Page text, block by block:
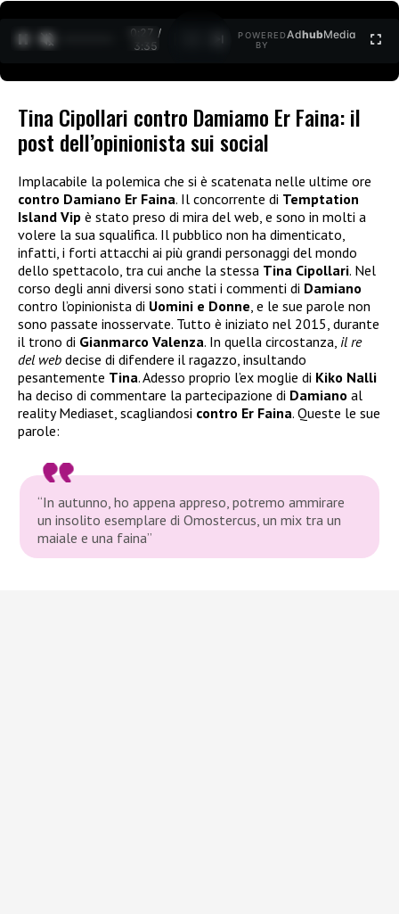
0:27 /
3:35
POWERED
BY
AdhubMedia
Tina Cipollari contro Damiamo Er Faina: il
post dell’opinionista sui social
Implacabile la polemica che si è scatenata nelle ultime ore
contro Damiano Er Faina. Il concorrente di Temptation
Island Vip è stato preso di mira del web, e sono in molti a
volere la sua squalifica. Il pubblico non ha dimenticato,
infatti, i forti attacchi ai più grandi personaggi del mondo
dello spettacolo, tra cui anche la stessa Tina Cipollari. Nel
corso degli anni diversi sono stati i commenti di Damiano
contro l’opinionista di Uomini e Donne, e le sue parole non
sono passate inosservate. Tutto è iniziato nel 2015, durante
il trono di Gianmarco Valenza. In quella circostanza, il re
del web decise di difendere il ragazzo, insultando
pesantemente Tina. Adesso proprio l’ex moglie di Kiko Nalli
ha deciso di commentare la partecipazione di Damiano al
reality Mediaset, scagliandosi contro Er Faina. Queste le sue
parole:
“In autunno, ho appena appreso, potremo ammirare
un insolito esemplare di Omostercus, un mix tra un
maiale e una faina”